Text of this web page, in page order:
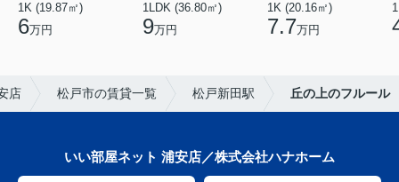
1K (19.87㎡)
6万円
1LDK (36.80㎡)
9万円
1K (20.16㎡)
7.7万円
店 松戸市の賃貸一覧 松戸新田駅 丘の上のフルール
いい部屋ネット 浦安店／株式会社ハナホーム